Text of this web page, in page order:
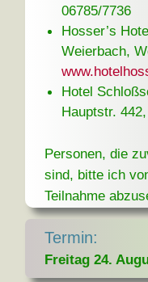
06785/7736
Hosser’s
Weierbach,
Hotel
Hauptstr.
Personen, die
sind, bitte ich
Teilnahme
Termin:
Freitag 24.